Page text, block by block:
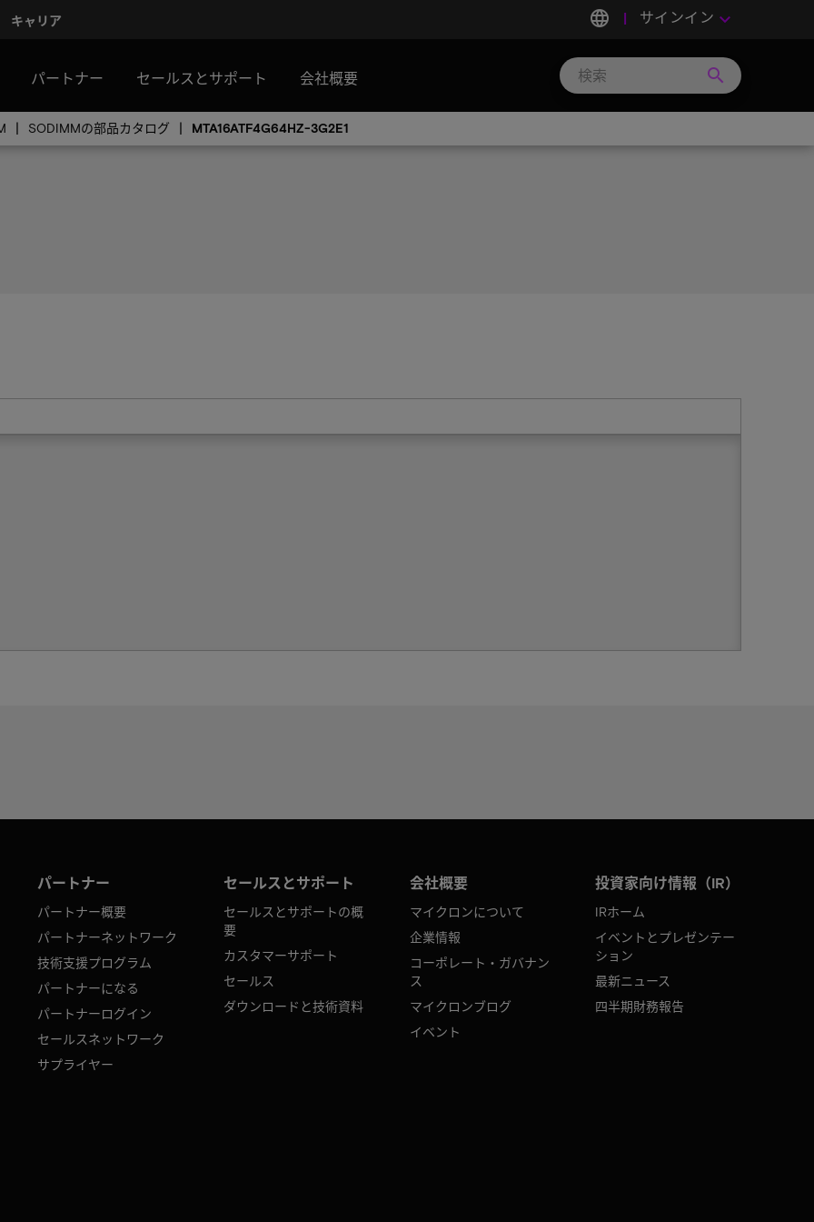
キャリア language サインイン keyboard_arrow_down
パートナー セールスとサポート 会社概要 search
SODIMMの部品カタログ MTA16ATF4G64HZ-3G2E1
パートナー
パートナー概要
パートナーネットワーク
技術支援プログラム
パートナーになる
パートナーログイン
セールスネットワーク
サプライヤー
セールスとサポート
セールスとサポートの概
要
カスタマーサポート
セールス
ダウンロードと技術資料
会社概要
マイクロンについて
企業情報
コーポレート・ガバナン
ス
マイクロンブログ
イベント
投資家向け情報（IR）
IRホーム
イベントとプレゼンテー
ション
最新ニュース
四半期財務報告